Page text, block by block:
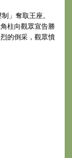
」奪取王座。
柱向觀眾宣告勝
的倒采，觀眾憤